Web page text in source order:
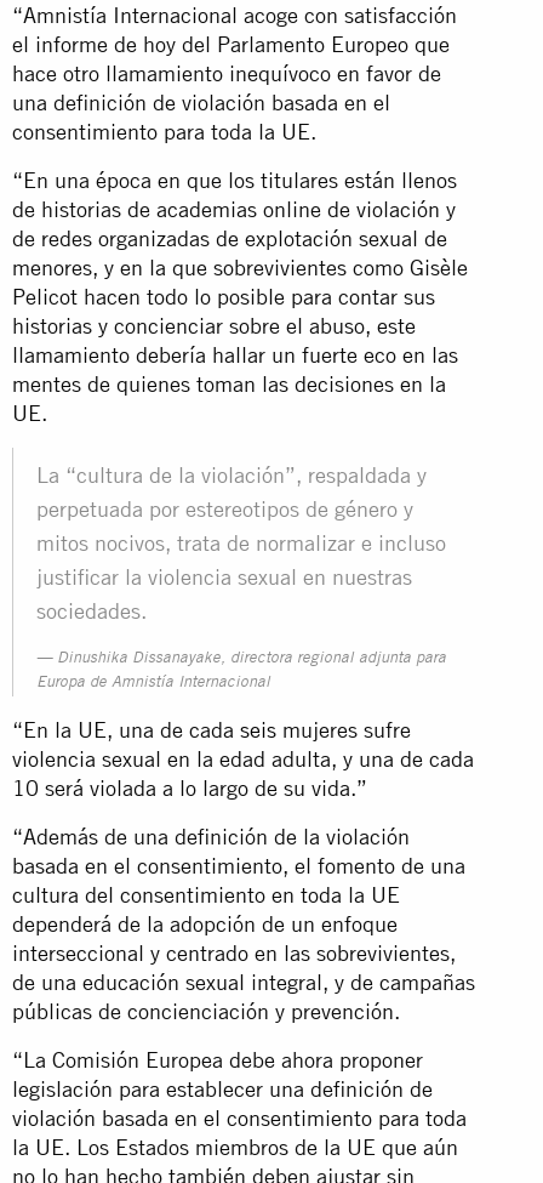
“Amnistía Internacional acoge con satisfacción
el informe de hoy del Parlamento Europeo que
hace otro llamamiento inequívoco en favor de
una definición de violación basada en el
consentimiento para toda la UE.
“En una época en que los titulares están llenos
de historias de academias online de violación y
de redes organizadas de explotación sexual de
menores, y en la que sobrevivientes como Gisèle
Pelicot hacen todo lo posible para contar sus
historias y concienciar sobre el abuso, este
llamamiento debería hallar un fuerte eco en las
mentes de quienes toman las decisiones en la
UE.
La “cultura de la violación”, respaldada y
perpetuada por estereotipos de género y
mitos nocivos, trata de normalizar e incluso
justificar la violencia sexual en nuestras
sociedades.
Dinushika Dissanayake, directora regional adjunta para
Europa de Amnistía Internacional
“En la UE, una de cada seis mujeres sufre
violencia sexual en la edad adulta, y una de cada
10 será violada a lo largo de su vida.”
“Además de una definición de la violación
basada en el consentimiento, el fomento de una
cultura del consentimiento en toda la UE
dependerá de la adopción de un enfoque
interseccional y centrado en las sobrevivientes,
de una educación sexual integral, y de campañas
públicas de concienciación y prevención.
“La Comisión Europea debe ahora proponer
legislación para establecer una definición de
violación basada en el consentimiento para toda
la UE. Los Estados miembros de la UE que aún
no lo han hecho también deben ajustar sin